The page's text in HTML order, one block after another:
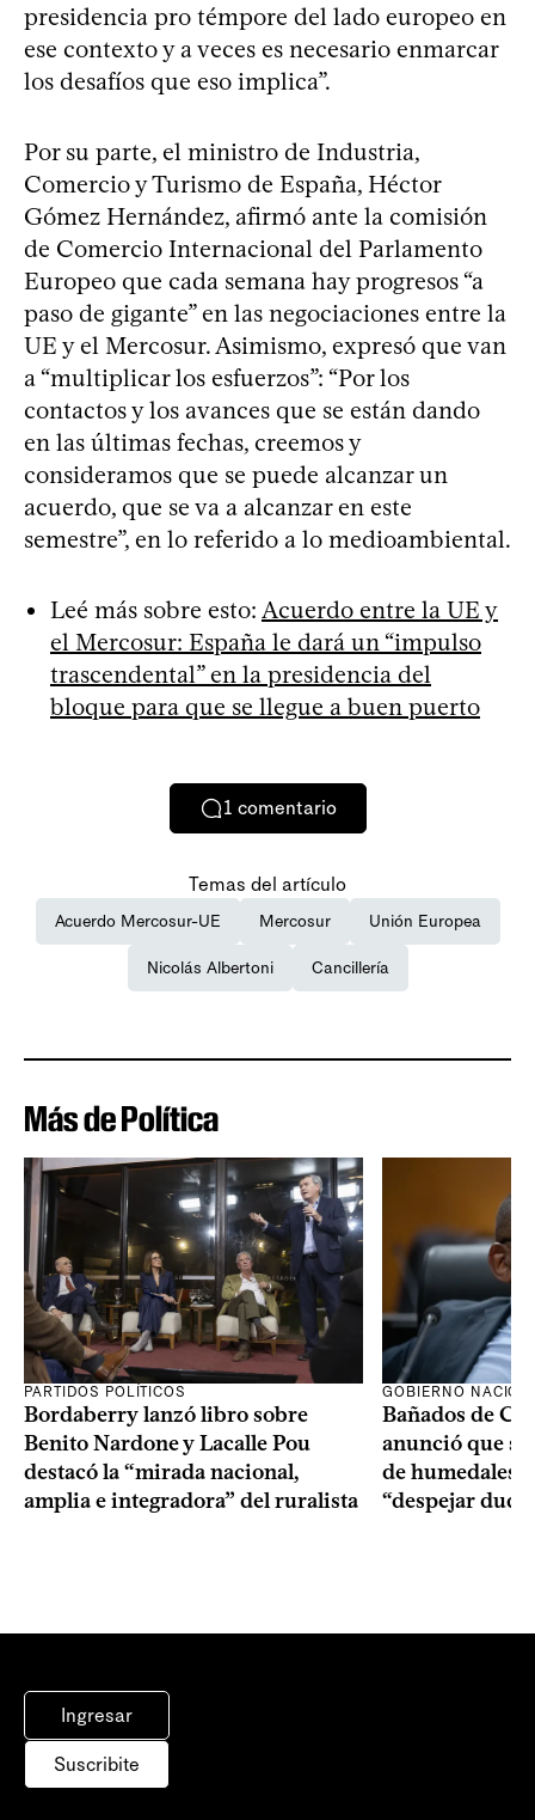
presidencia pro témpore del lado europeo en
ese contexto y a veces es necesario enmarcar
los desafíos que eso implica”.
Por su parte, el ministro de Industria,
Comercio y Turismo de España, Héctor
Gómez Hernández, afirmó ante la comisión
de Comercio Internacional del Parlamento
Europeo que cada semana hay progresos “a
paso de gigante” en las negociaciones entre la
UE y el Mercosur. Asimismo, expresó que van
a “multiplicar los esfuerzos”: “Por los
contactos y los avances que se están dando
en las últimas fechas, creemos y
consideramos que se puede alcanzar un
acuerdo, que se va a alcanzar en este
semestre”, en lo referido a lo medioambiental.
Leé más sobre esto: Acuerdo entre la UE y
el Mercosur: España le dará un “impulso
trascendental” en la presidencia del
bloque para que se llegue a buen puerto
1 comentario
Temas del artículo
Acuerdo Mercosur-UE Mercosur Unión Europea
Nicolás Albertoni Cancillería
Más de Política
PARTIDOS POLÍTICOS
Bordaberry lanzó libro sobre
Benito Nardone y Lacalle Pou
destacó la “mirada nacional,
amplia e integradora” del ruralista
GOBIERNO
Bañados de
anunció que
de humedales
“despejar
Ingresar
Suscribite